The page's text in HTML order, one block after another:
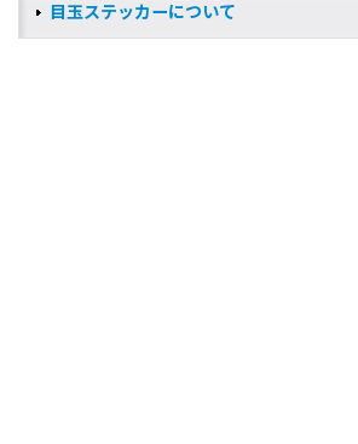
目玉ステッカーについて